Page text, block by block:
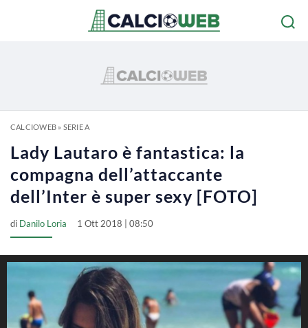
CALCIOWEB» SERIE A
Lady Lautaro è fantastica: la
compagna dell’attaccante
dell’Inter è super sexy [FOTO]
di Danilo Loria 1 Ott 2018 | 08:50